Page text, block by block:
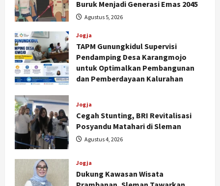
Buruk Menjadi Generasi Emas 2045
Agustus 5, 2026
Jogja
TAPM Gunungkidul Supervisi
Pendamping Desa Karangmojo
untuk Optimalkan Pembangunan
dan Pemberdayaan Kalurahan
Jogja
Cegah Stunting, BRI Revitalisasi
Posyandu Matahari di Sleman
Agustus 4, 2026
Jogja
Dukung Kawasan Wisata
Nasional